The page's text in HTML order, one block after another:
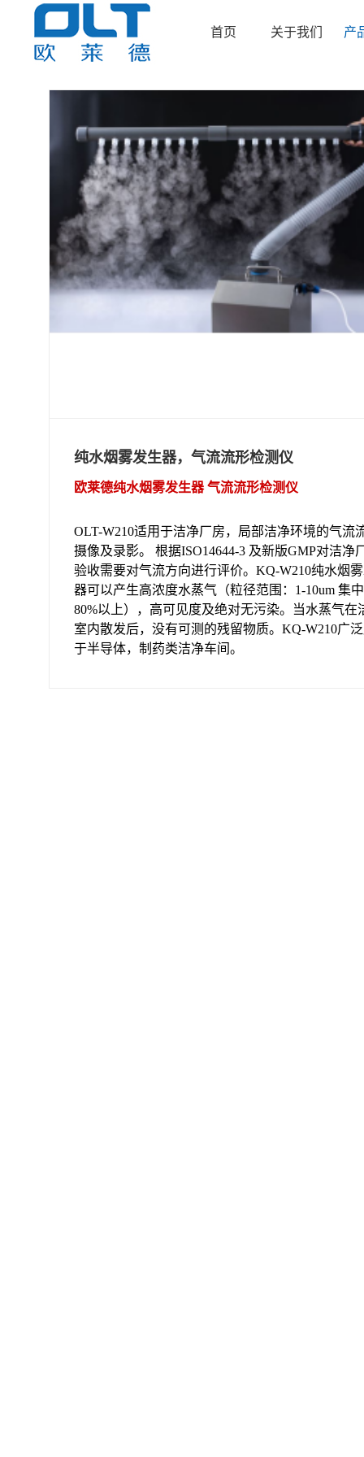
首页 关于我们 产
纯水烟雾发生器，气流流形检测仪
欧莱德纯水烟雾发生器 气流流形检测仪
OLT-W210适用于洁净厂房，局部洁净环境的气流
摄像及录影。 根据ISO14644-3 及新版GMP对洁净
验收需要对气流方向进行评价。KQ-W210纯水烟
器可以产生高浓度水蒸气（粒径范围：1-10um 集
80%以上），高可见度及绝对无污染。当水蒸气在
室内散发后，没有可测的残留物质。KQ-W210广
于半导体，制药类洁净车间。